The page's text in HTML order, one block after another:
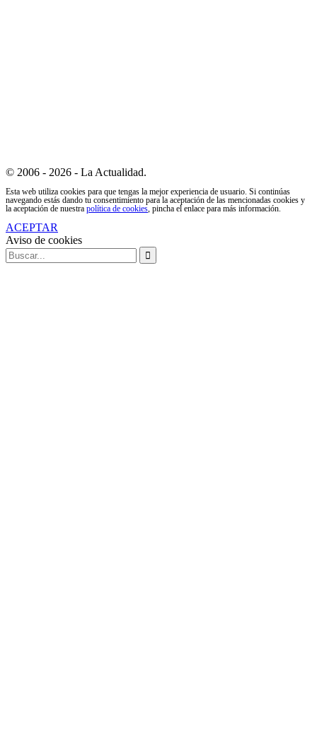
© 2006 - 2026 - La Actualidad.
Esta web utiliza cookies para que tengas la mejor experiencia de usuario. Si continúas
navegando estás dando tu consentimiento para la aceptación de las mencionadas cookies y
la aceptación de nuestra política de cookies, pincha el enlace para más información.
ACEPTAR
Aviso de cookies